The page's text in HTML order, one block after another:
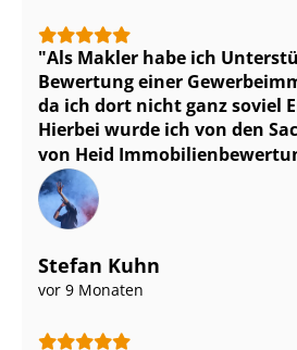
Als Makler habe ich
Bewertung einer
da ich dort nicht ganz soviel
Hierbei wurde ich von den
von Heid
Stefan Kuhn
vor 9 Monaten